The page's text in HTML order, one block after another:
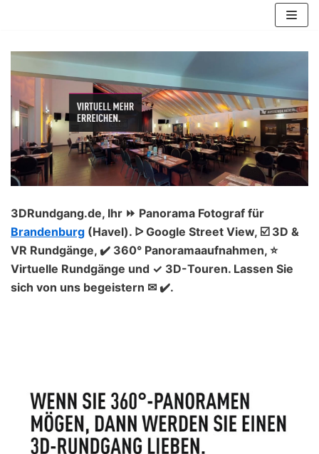
Inhalt
springen
3DRundgang.de, Ihr ⏩ Panorama Fotograf für
Brandenburg (Havel). ᐅ Google Street View, ☑️ 3D &
VR Rundgänge, ✔️ 360° Panoramaaufnahmen, ⭐
Virtuelle Rundgänge und ✓ 3D-Touren. Lassen Sie
sich von uns begeistern ✉ ✔️.